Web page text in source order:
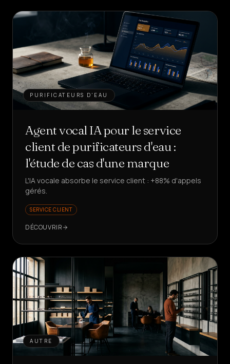
PURIFICATEURS D'EAU
Agent vocal IA pour le service
client de purificateurs d'eau :
l'étude de cas d'une marque
L'IA vocale absorbe le service client : +88% d'appels
gérés.
SERVICE CLIENT
DÉCOUVRIR
AUTRE